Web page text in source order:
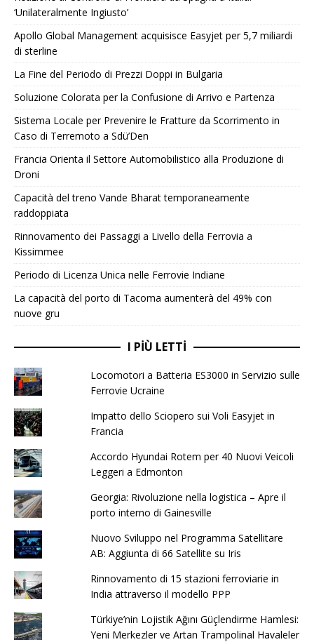
‘Unilateralmente Ingiusto’
Apollo Global Management acquisisce Easyjet per 5,7 miliardi
di sterline
La Fine del Periodo di Prezzi Doppi in Bulgaria
Soluzione Colorata per la Confusione di Arrivo e Partenza
Sistema Locale per Prevenire le Fratture da Scorrimento in
Caso di Terremoto a Sdü’Den
Francia Orienta il Settore Automobilistico alla Produzione di
Droni
Capacità del treno Vande Bharat temporaneamente
raddoppiata
Rinnovamento dei Passaggi a Livello della Ferrovia a
Kissimmee
Periodo di Licenza Unica nelle Ferrovie Indiane
La capacità del porto di Tacoma aumenterà del 49% con
nuove gru
I PIÙ LETTI
Locomotori a Batteria ES3000 in Servizio sulle
Ferrovie Ucraine
Impatto dello Sciopero sui Voli Easyjet in
Francia
Accordo Hyundai Rotem per 40 Nuovi Veicoli
Leggeri a Edmonton
Georgia: Rivoluzione nella logistica – Apre il
porto interno di Gainesville
Nuovo Sviluppo nel Programma Satellitare
AB: Aggiunta di 66 Satellite su Iris
Rinnovamento di 15 stazioni ferroviarie in
India attraverso il modello PPP
Türkiye’nin Lojistik Ağını Güçlendirme Hamlesi:
Yeni Merkezler ve Artan Trampolinal Havaleler